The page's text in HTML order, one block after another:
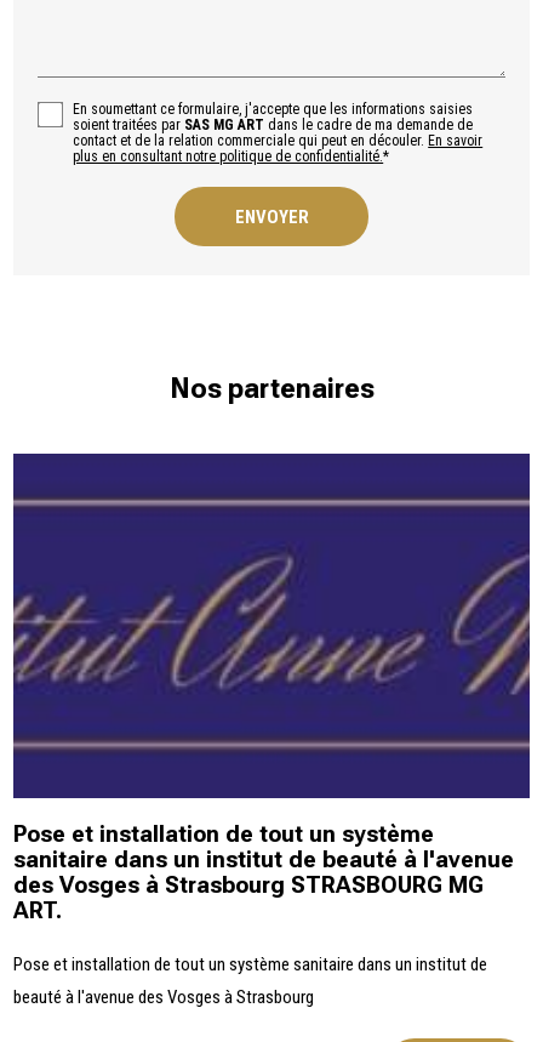
En soumettant ce formulaire, j'accepte que les informations saisies
soient traitées par SAS MG ART dans le cadre de ma demande de
contact et de la relation commerciale qui peut en découler. En savoir
plus en consultant notre politique de confidentialité.*
Nos partenaires
Pose et installation de tout un système
sanitaire dans un institut de beauté à l'avenue
des Vosges à Strasbourg STRASBOURG MG
ART.
Pose et installation de tout un système sanitaire dans un institut de
beauté à l'avenue des Vosges à Strasbourg